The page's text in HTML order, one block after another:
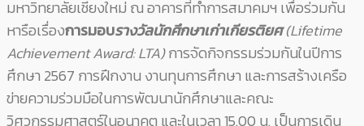
มหาวิทยาลัยเชียงใหม่ ณ อาคารที่ทำการสมาคมฯ เพื่อร่วมกัน
หารือเรื่องการมอบรางวัลนักศึกษาเก่าเกียรติยศ(Lifetime
Achievement Award: LTA)การจัดกิจกรรมร่วมกันในปีการ
ศึกษา 2567 การฝึกงาน งานทุนการศึกษา และการสร้างเครือ
ข่ายความร่วมมือในการพัฒนานักศึกษาและคณะ
วิศวกรรมศาสตร์ในอนาคต และในเวลา 15.00 น. เป็นการเดิน